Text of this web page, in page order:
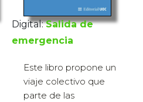
Digital: Salida de
emergencia
Este libro propone un
viaje colectivo que
parte de las